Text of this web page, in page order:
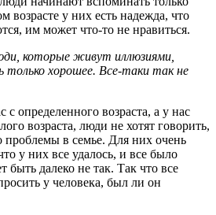
возрасте у них есть надежда, что
им может что-то не нравиться.
которые живут иллюзиями,
хорошее. Все-таки так не
с определенного возраста, а у нас
возраста, люди не хотят говорить,
проблемы в семье. Для них очень
у них все удалось, и все было
быть далеко не так. Так что все
у человека, был ли он